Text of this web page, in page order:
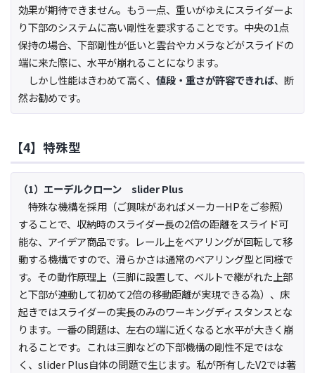
効果が期待できません。もう一点、重いがゆえにスライダーよ
り下部のシステムに高い剛性を要求することです。中央の1点
保持の場合、下部剛性が低いと雲台やカメラなどがスライドの
端に来た際に、水平が崩れることになります。
しかし性能はきわめて高く、 値段・重さが許容できれば、断
然お勧めです。
【4】特殊型
（1）エーデルクローン slider Plus
特殊な機構を採用（ご興味があればメーカーHPをご参照）
することで、収納時のスライダー長の2倍の距離をスライド可
能な、アイデア商品です。レール上をベアリングが回転して移
動する機構ですので、滑らかさは通常のベアリング型と同様で
す。その動作原理上（三脚に設置して、ベルトで継がれた上部
と下部が連動して初めて2倍の移動距離が実現できる為）、床
起きではスライダーの実長のみのワーキングディスタンスとな
ります。一番の問題は、左右の端に近くなると水平が大きく崩
れることです。これは三脚などの下部機構の剛性不足ではな
く、slider Plus自体の問題で生じます。私が所有したV2では著